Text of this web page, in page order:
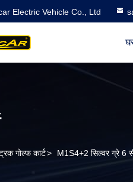
Electric Vehicle Co., Ltd
गोल्फ कार्ट> M1S4+2 सिल्वर ग्रे 6